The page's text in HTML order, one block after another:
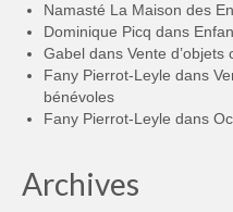
Namasté La Maison des
Dominique Picq dans
Gabel dans Vente
Fany Pierrot-Leyle dans
bénévoles
Fany Pierrot-Leyle dans
Archives